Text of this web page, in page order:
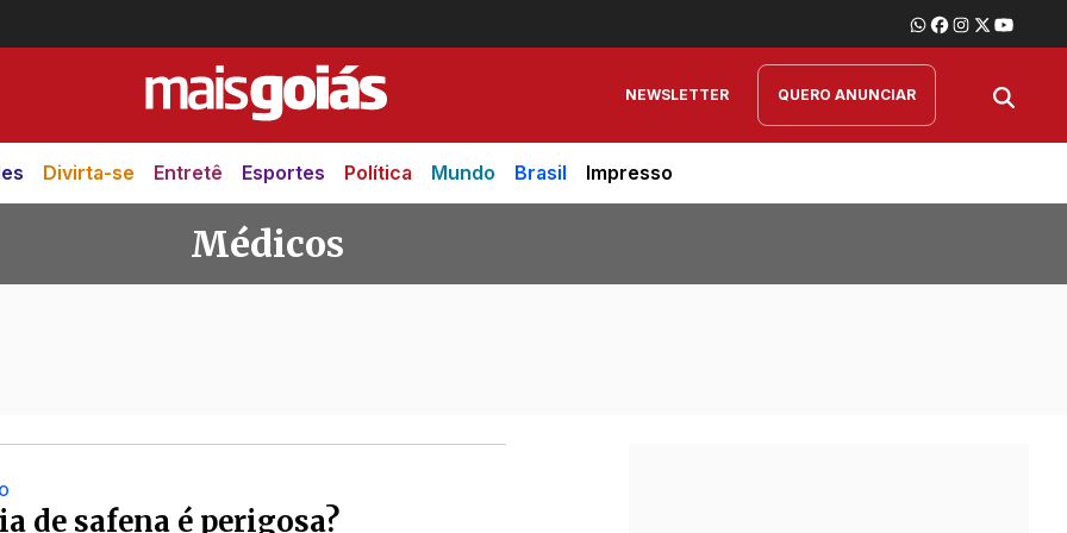
NEWSLETTER QUERO ANUNCIAR
Divirta-se Entretê Esportes Política Mundo Brasil Impresso
Médicos
de safena é perigosa?